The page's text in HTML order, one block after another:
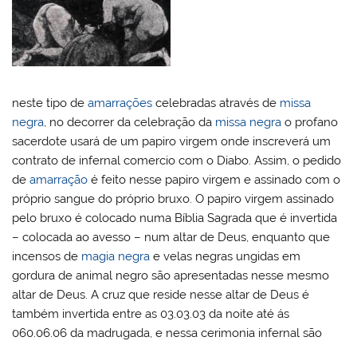
neste tipo deamarrações celebradas através de missa
negra, no decorrer da celebração da missa negra o profano
sacerdote usará de um papiro virgem onde inscreverá um
contrato de infernal comercio com o Diabo. Assim, o pedido
deamarração é feito nesse papiro virgem e assinado com o
próprio sangue do próprio bruxo. O papiro virgem assinado
pelo bruxo é colocado numa Bíblia Sagrada que é invertida
– colocada ao avesso – num altar de Deus, enquanto que
incensos de magia negra e velas negras ungidas em
gordura de animal negro são apresentadas nesse mesmo
altar de Deus. A cruz que reside nesse altar de Deus é
também invertida entre as 03.03.03 da noite até ás
060.06.06 da madrugada, e nessa cerimonia infernal são